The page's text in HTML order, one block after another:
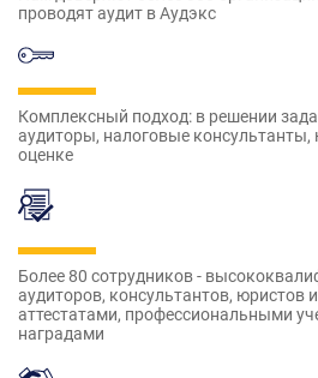
проводят аудит в Аудэкс
Комплексный подход: в решении
аудиторы, налоговые
оценке
Более 80 сотрудников -
аудиторов, консультантов, юристов
аттестатами, профессиональными
наградами